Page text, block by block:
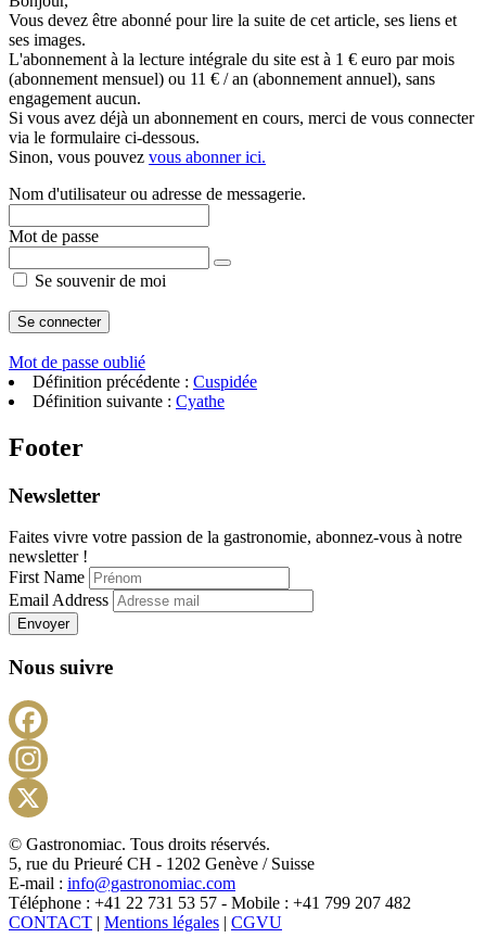
Vous devez être abonné pour lire la suite de cet article, ses liens et
ses images.
L'abonnement à la lecture intégrale du site est à 1 € euro par mois
(abonnement mensuel) ou 11 € / an (abonnement annuel), sans
engagement aucun.
Si vous avez déjà un abonnement en cours, merci de vous connecter
via le formulaire ci-dessous.
Sinon, vous pouvez vous abonner ici.
Nom d'utilisateur ou adresse de messagerie.
Mot de passe
Se souvenir de moi
Mot de passe oublié
Définition précédente : Cuspidée
Définition suivante : Cyathe
Footer
Newsletter
Faites vivre votre passion de la gastronomie, abonnez-vous à notre
newsletter !
First Name
Email Address
Envoyer
Nous suivre
X
© Gastronomiac. Tous droits réservés.
5, rue du Prieuré CH - 1202 Genève / Suisse
E-mail : info@gastronomiac.com
Téléphone : +41 22 731 53 57 - Mobile : +41 799 207 482
CONTACT | Mentions légales | CGVU